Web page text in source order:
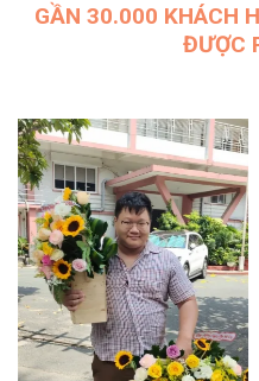
GẦN 30.000 KHÁCH
ĐƯỢC